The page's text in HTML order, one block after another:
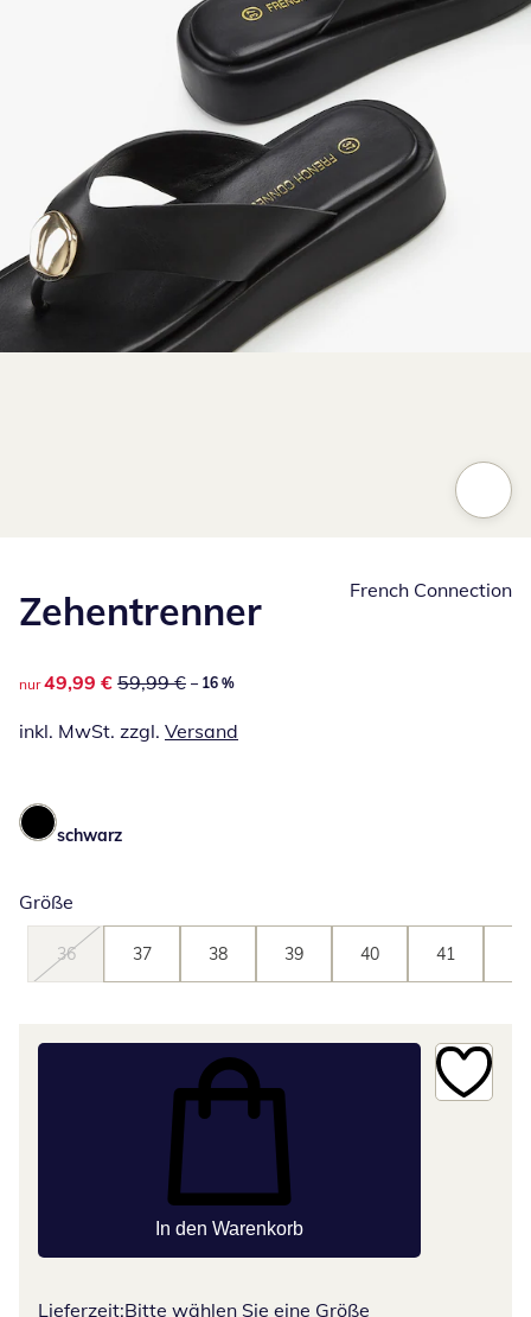
Zehentrenner
reduzierter Preis 49,99 €, vorheriger Preis: 59,99 €
nur 49,99 € 59,99 € – 16 %
inkl. MwSt. zzgl. Versand
French Connection
schwarz
Größe
36 37 38 39 40 41
In den Warenkorb
Lieferzeit:Bitte wählen Sie eine Größe